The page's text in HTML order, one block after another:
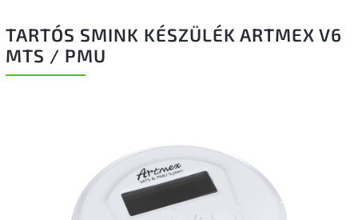
TARTÓS SMINK KÉSZÜLÉK ARTMEX V6
MTS / PMU